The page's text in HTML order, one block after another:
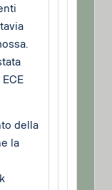
della
la